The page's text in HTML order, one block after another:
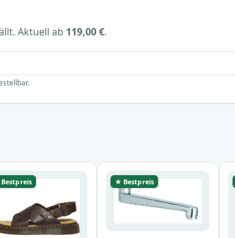
Aktuell ab 119,00 €.
★ Bestpreis